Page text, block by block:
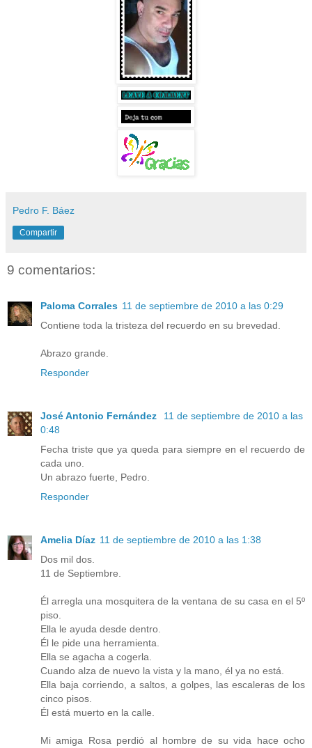
Pedro F. Báez
Compartir
9 comentarios:
Paloma Corrales 11 de septiembre de 2010 a las 0:29
Contiene toda la tristeza del recuerdo en su brevedad.
Abrazo grande.
Responder
José Antonio Fernández
11 de septiembre de 2010 a las
0:48
Fecha triste que ya queda para siempre en el recuerdo de
cada uno.
Un abrazo fuerte, Pedro.
Responder
Amelia Díaz 11 de septiembre de 2010 a las 1:38
Dos mil dos.
11 de Septiembre.
Él arregla una mosquitera de la ventana de su casa en el 5º
piso.
Ella le ayuda desde dentro.
Él le pide una herramienta.
Ella se agacha a cogerla.
Cuando alza de nuevo la vista y la mano, él ya no está.
Ella baja corriendo, a saltos, a golpes, las escaleras de los
cinco pisos.
Él está muerto en la calle.
Mi amiga Rosa perdió al hombre de su vida hace ocho